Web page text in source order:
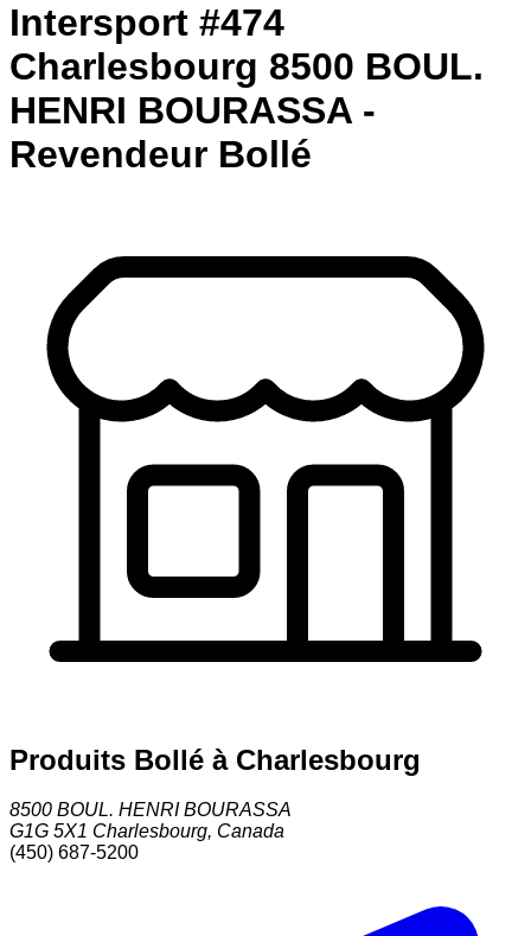
Intersport #474
Charlesbourg 8500 BOUL.
HENRI BOURASSA -
Revendeur Bollé
Produits Bollé à Charlesbourg
8500 BOUL. HENRI BOURASSA
G1G 5X1 Charlesbourg, Canada
(450) 687-5200